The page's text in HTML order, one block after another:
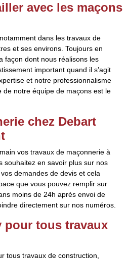
avec les maçons
dans les travaux de
et ses environs. Toujours en
façon dont nous réalisons les
important quand il s’agit
et notre professionnalisme
de notre équipe de maçons est le
chez Debart
vos travaux de maçonnerie à
souhaitez en savoir plus sur nos
demandes de devis et cela
que vous pouvez remplir sur
moins de 24h après envoi de
directement sur nos numéros.
pour tous travaux
tous travaux de construction,